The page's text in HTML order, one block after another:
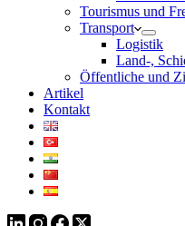
Tourismus und
Transport
Logistik
Land-,
Öffentliche und
Artikel
Kontakt